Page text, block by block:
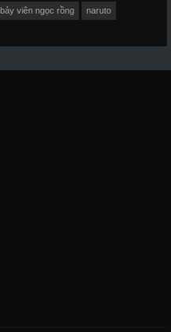
bảy viên ngọc rồng naruto